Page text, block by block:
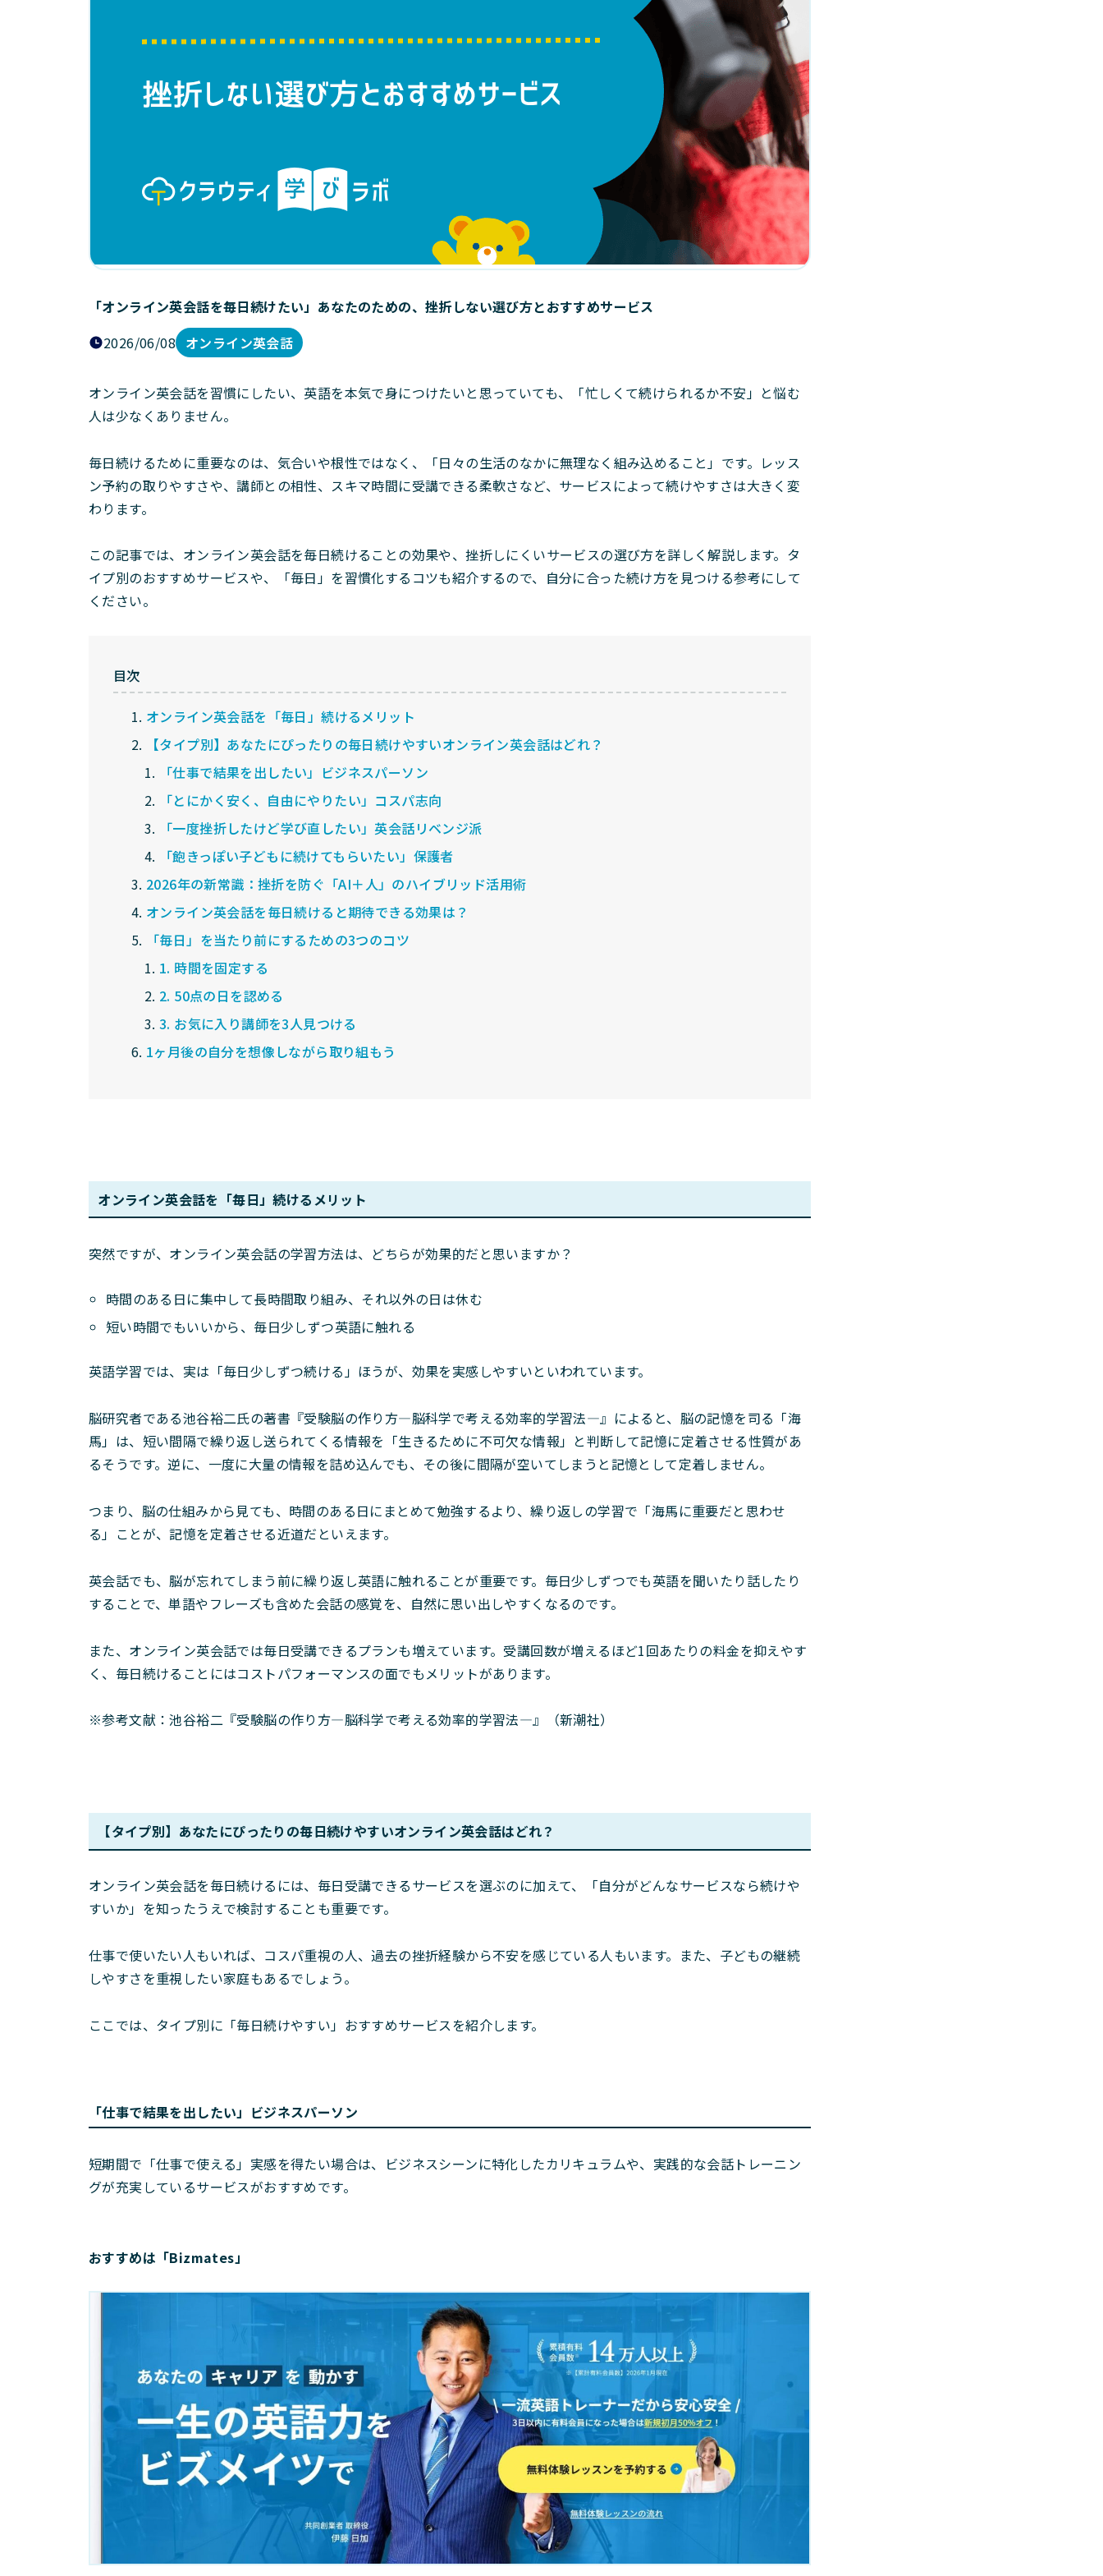
「オンライン英会話を毎日続けたい」あなたのための、挫折しない選び方とおすすめサービス
2026/06/08 オンライン英会話
オンライン英会話を習慣にしたい、英語を本気で身につけたいと思っていても、「忙しくて続けられるか不安」と悩む
人は少なくありません。
毎日続けるために重要なのは、気合いや根性ではなく、「日々の生活のなかに無理なく組み込めること」です。レッス
ン予約の取りやすさや、講師との相性、スキマ時間に受講できる柔軟さなど、サービスによって続けやすさは大きく変
わります。
この記事では、オンライン英会話を毎日続けることの効果や、挫折しにくいサービスの選び方を詳しく解説します。タ
イプ別のおすすめサービスや、「毎日」を習慣化するコツも紹介するので、自分に合った続け方を見つける参考にして
ください。
目次
オンライン英会話を「毎日」続けるメリット
【タイプ別】あなたにぴったりの毎日続けやすいオンライン英会話はどれ？
「仕事で結果を出したい」ビジネスパーソン
「とにかく安く、自由にやりたい」コスパ志向
「一度挫折したけど学び直したい」英会話リベンジ派
「飽きっぽい子どもに続けてもらいたい」保護者
2026年の新常識：挫折を防ぐ「AI＋人」のハイブリッド活用術
オンライン英会話を毎日続けると期待できる効果は？
「毎日」を当たり前にするための3つのコツ
1. 時間を固定する
2. 50点の日を認める
3. お気に入り講師を3人見つける
1ヶ月後の自分を想像しながら取り組もう
オンライン英会話を「毎日」続けるメリット
突然ですが、オンライン英会話の学習方法は、どちらが効果的だと思いますか？
時間のある日に集中して長時間取り組み、それ以外の日は休む
短い時間でもいいから、毎日少しずつ英語に触れる
英語学習では、実は「毎日少しずつ続ける」ほうが、効果を実感しやすいといわれています。
脳研究者である池谷裕二氏の著書『受験脳の作り方―脳科学で考える効率的学習法―』によると、脳の記憶を司る「海
馬」は、短い間隔で繰り返し送られてくる情報を「生きるために不可欠な情報」と判断して記憶に定着させる性質があ
るそうです。逆に、一度に大量の情報を詰め込んでも、その後に間隔が空いてしまうと記憶として定着しません。
つまり、脳の仕組みから見ても、時間のある日にまとめて勉強するより、繰り返しの学習で「海馬に重要だと思わせ
る」ことが、記憶を定着させる近道だといえます。
英会話でも、脳が忘れてしまう前に繰り返し英語に触れることが重要です。毎日少しずつでも英語を聞いたり話したり
することで、単語やフレーズも含めた会話の感覚を、自然に思い出しやすくなるのです。
また、オンライン英会話では毎日受講できるプランも増えています。受講回数が増えるほど1回あたりの料金を抑えやす
く、毎日続けることにはコストパフォーマンスの面でもメリットがあります。
※参考文献：池谷裕二『受験脳の作り方―脳科学で考える効率的学習法―』（新潮社）
【タイプ別】あなたにぴったりの毎日続けやすいオンライン英会話はどれ？
オンライン英会話を毎日続けるには、毎日受講できるサービスを選ぶのに加えて、「自分がどんなサービスなら続けや
すいか」を知ったうえで検討することも重要です。
仕事で使いたい人もいれば、コスパ重視の人、過去の挫折経験から不安を感じている人もいます。また、子どもの継続
しやすさを重視したい家庭もあるでしょう。
ここでは、タイプ別に「毎日続けやすい」おすすめサービスを紹介します。
「仕事で結果を出したい」ビジネスパーソン
短期間で「仕事で使える」実感を得たい場合は、ビジネスシーンに特化したカリキュラムや、実践的な会話トレーニン
グが充実しているサービスがおすすめです。
おすすめは「Bizmates」